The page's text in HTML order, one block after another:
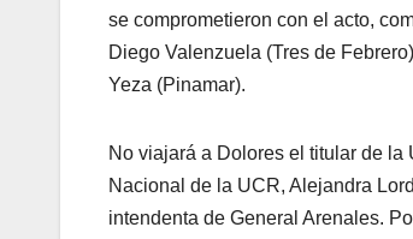
se comprometieron con el acto,
Diego Valenzuela (Tres de
Yeza (Pinamar).
No viajará a Dolores el titular de
Nacional de la UCR, Alejandra
intendenta de General Arenales.